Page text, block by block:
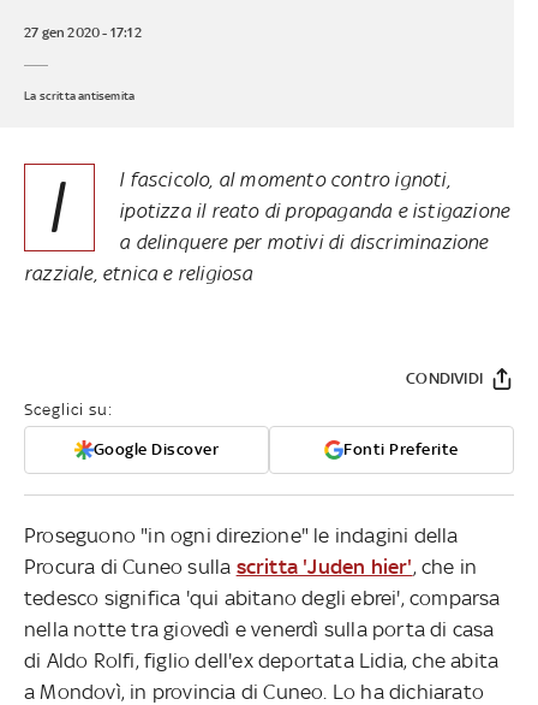
27 gen 2020 - 17:12
La scritta antisemita
I
l fascicolo, al momento contro ignoti,
ipotizza il reato di propaganda e istigazione
a delinquere per motivi di discriminazione
razziale, etnica e religiosa
Sceglici su:
Google Discover Fonti Preferite
CONDIVIDI
Proseguono "in ogni direzione" le indagini della
Procura di Cuneo sulla scritta 'Juden hier', che in
tedesco significa 'qui abitano degli ebrei', comparsa
nella notte tra giovedì e venerdì sulla porta di casa
di Aldo Rolfi, figlio dell'ex deportata Lidia, che abita
a Mondovì, in provincia di Cuneo. Lo ha dichiarato